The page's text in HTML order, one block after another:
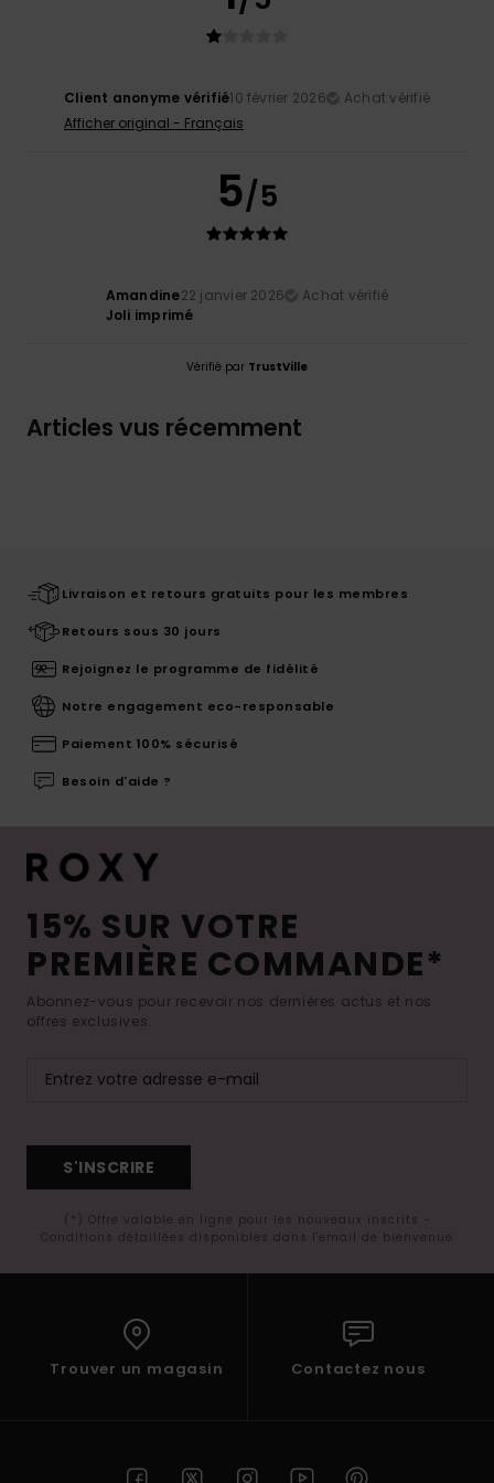
Client anonyme vérifié10 février 2026
Achat vérifié
Afficher original - Français
5/5
Amandine22 janvier 2026
Achat vérifié
Joli imprimé
Vérifié par TrustVille
Articles vus récemment
Livraison et retours gratuits pour les membres
Retours sous 30 jours
Rejoignez le programme de fidélité
Notre engagement eco-responsable
Paiement 100% sécurisé
Besoin d'aide ?
15% SUR VOTRE
PREMIÈRE COMMANDE*
Abonnez-vous pour recevoir nos dernières actus et nos
offres exclusives.
S'INSCRIRE
(*) Offre valable en ligne pour les nouveaux inscrits -
Conditions détaillées disponibles dans l'email de bienvenue
Trouver un magasin Contactez nous